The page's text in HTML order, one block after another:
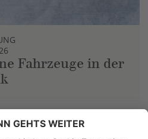
Fahrzeuge in der